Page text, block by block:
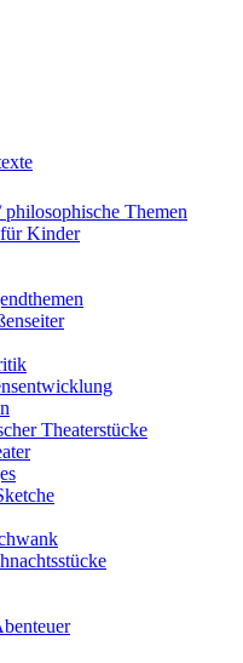
philosophische Themen
Kinder
Theaterstücke